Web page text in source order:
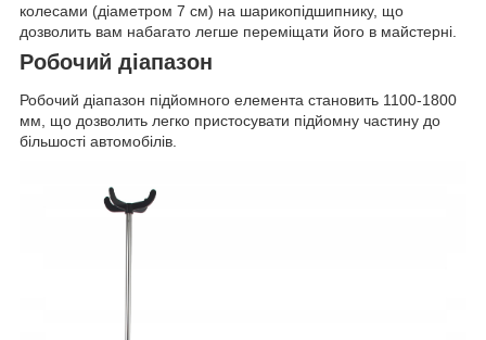
колесами (діаметром 7 см) на шарикопідшипнику, що
дозволить вам набагато легше переміщати його в майстерні.
Робочий діапазон
Робочий діапазон підйомного елемента становить 1100-1800
мм, що дозволить легко пристосувати підйомну частину до
більшості автомобілів.